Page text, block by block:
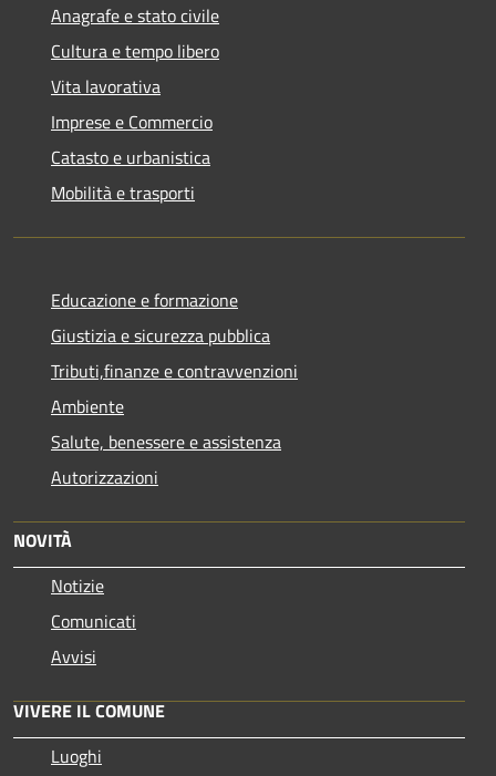
Anagrafe e stato civile
Cultura e tempo libero
Vita lavorativa
Imprese e Commercio
Catasto e urbanistica
Mobilità e trasporti
Educazione e formazione
Giustizia e sicurezza pubblica
Tributi,finanze e contravvenzioni
Ambiente
Salute, benessere e assistenza
Autorizzazioni
NOVITÀ
Notizie
Comunicati
Avvisi
VIVERE IL COMUNE
Luoghi